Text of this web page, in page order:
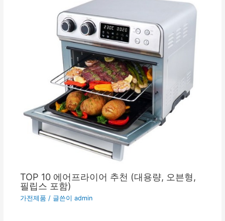
TOP 10 에어프라이어 추천 (대용량, 오븐형,
필립스 포함)
가전제품 / 글쓴이admin